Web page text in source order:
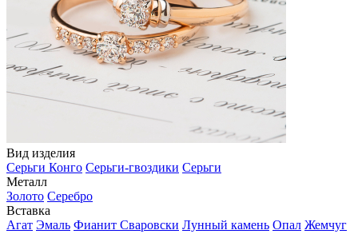
Вид изделия
Серьги Конго Серьги-гвоздики Серьги
Металл
Золото Серебро
Вставка
Агат Эмаль Фианит Сваровски Лунный камень Опал Жемчуг